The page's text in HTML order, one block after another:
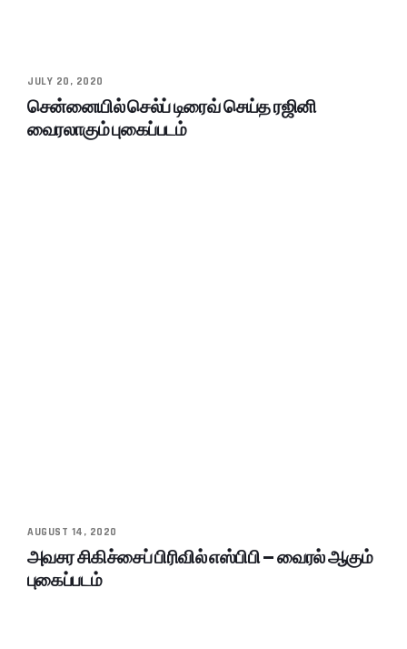
JULY 20, 2020
சென்னையில் செல்ப் டிரைவ் செய்த ரஜினி
வைரலாகும் புகைப்படம்
AUGUST 14, 2020
அவசர சிகிச்சைப் பிரிவில் எஸ்பிபி – வைரல் ஆகும்
புகைப்படம்